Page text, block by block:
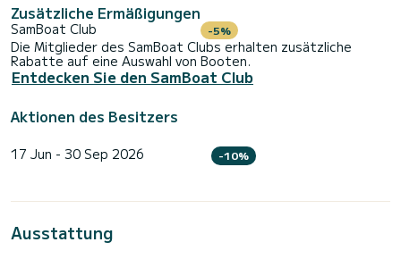
Zusätzliche Ermäßigungen
SamBoat Club -5%
Die Mitglieder des SamBoat Clubs erhalten zusätzliche
Rabatte auf eine Auswahl von Booten.
Entdecken Sie den SamBoat Club
Aktionen des Besitzers
17 Jun - 30 Sep 2026 -10%
Ausstattung